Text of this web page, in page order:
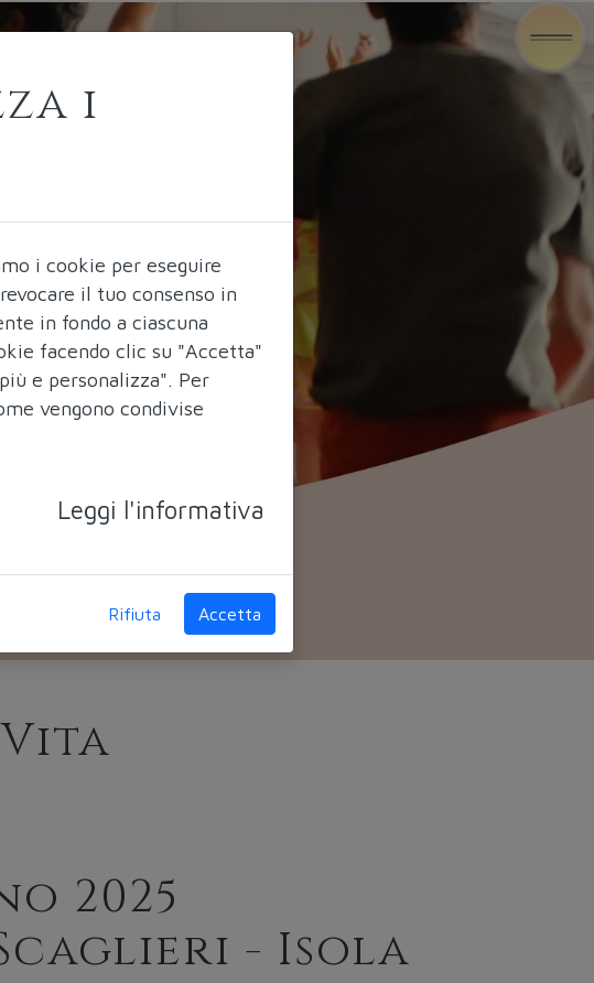
2025
- Isola
i
i cookie per eseguire
il tuo consenso in
in fondo a ciascuna
facendo clic su "Accetta"
e personalizza". Per
vengono condivise
Leggi l'informativa
Rifiuta Accetta